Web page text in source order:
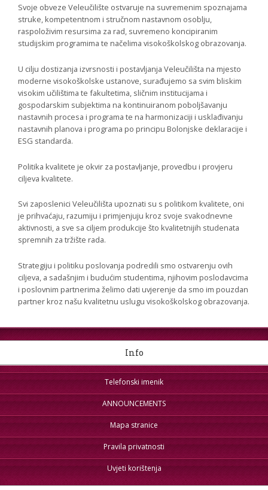
Svoje obveze Veleučilište ostvaruje na suvremenim spoznajama
struke, kompetentnom i stručnom nastavnom osoblju,
raspoloživim resursima za rad, suvremeno koncipiranim
studijskim programima te načelima visokoškolskog obrazovanja.
U cilju dostizanja izvrsnosti i postavljanja Veleučilišta na mjesto
moderne visokoškolske ustanove, surađujemo sa svim bliskim
visokim učilištima te fakultetima, sličnim institucijama i
gospodarskim subjektima na kontinuiranom poboljšavanju
nastavnih procesa i programa te na harmonizaciji i usklađivanju
nastavnih planova i programa po principu Bolonjske deklaracije i
ESG standarda.
Politika kvalitete je okvir za postavljanje, provedbu i provjeru
ciljeva kvalitete.
Svi zaposlenici Veleučilišta upoznati su s politikom kvalitete, oni
je prihvaćaju, razumiju i primjenjuju kroz svoje svakodnevne
aktivnosti, a sve sa ciljem produkcije što kvalitetnijih studenata
spremnih za tržište rada.
Strategiju i politiku poslovanja podredili smo ostvarenju ovih
ciljeva, a sadašnjim i budućim studentima, njihovim poslodavcima
i poslovnim partnerima želimo dati uvjerenje da smo im pouzdan
partner kroz našu kvalitetnu uslugu visokoškolskog obrazovanja.
Info
Telefonski imenik
ANNOUNCEMENTS
Mapa stranice
Pravila privatnosti
Uvjeti korištenja